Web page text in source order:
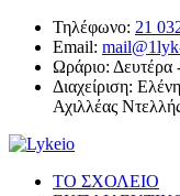
Τηλέφωνο: 21
Email:
Ωράριο:
Διαχείριση:
Αχιλλέας
ΤΟ ΣΧΟΛΕΙΟ